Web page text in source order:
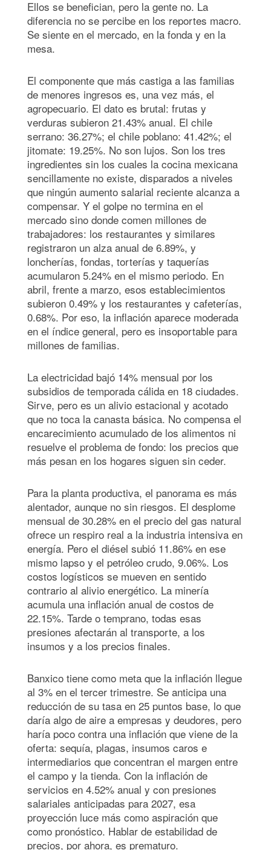
Ellos se benefician, pero la gente no. La
diferencia no se percibe en los reportes macro.
Se siente en el mercado, en la fonda y en la
mesa.
El componente que más castiga a las familias
de menores ingresos es, una vez más, el
agropecuario. El dato es brutal: frutas y
verduras subieron 21.43% anual. El chile
serrano: 36.27%; el chile poblano: 41.42%; el
jitomate: 19.25%. No son lujos. Son los tres
ingredientes sin los cuales la cocina mexicana
sencillamente no existe, disparados a niveles
que ningún aumento salarial reciente alcanza a
compensar. Y el golpe no termina en el
mercado sino donde comen millones de
trabajadores: los restaurantes y similares
registraron un alza anual de 6.89%, y
loncherías, fondas, torterías y taquerías
acumularon 5.24% en el mismo periodo. En
abril, frente a marzo, esos establecimientos
subieron 0.49% y los restaurantes y cafeterías,
0.68%. Por eso, la inflación aparece moderada
en el índice general, pero es insoportable para
millones de familias.
La electricidad bajó 14% mensual por los
subsidios de temporada cálida en 18 ciudades.
Sirve, pero es un alivio estacional y acotado
que no toca la canasta básica. No compensa el
encarecimiento acumulado de los alimentos ni
resuelve el problema de fondo: los precios que
más pesan en los hogares siguen sin ceder.
Para la planta productiva, el panorama es más
alentador, aunque no sin riesgos. El desplome
mensual de 30.28% en el precio del gas natural
ofrece un respiro real a la industria intensiva en
energía. Pero el diésel subió 11.86% en ese
mismo lapso y el petróleo crudo, 9.06%. Los
costos logísticos se mueven en sentido
contrario al alivio energético. La minería
acumula una inflación anual de costos de
22.15%. Tarde o temprano, todas esas
presiones afectarán al transporte, a los
insumos y a los precios finales.
Banxico tiene como meta que la inflación llegue
al 3% en el tercer trimestre. Se anticipa una
reducción de su tasa en 25 puntos base, lo que
daría algo de aire a empresas y deudores, pero
haría poco contra una inflación que viene de la
oferta: sequía, plagas, insumos caros e
intermediarios que concentran el margen entre
el campo y la tienda. Con la inflación de
servicios en 4.52% anual y con presiones
salariales anticipadas para 2027, esa
proyección luce más como aspiración que
como pronóstico. Hablar de estabilidad de
precios, por ahora, es prematuro.